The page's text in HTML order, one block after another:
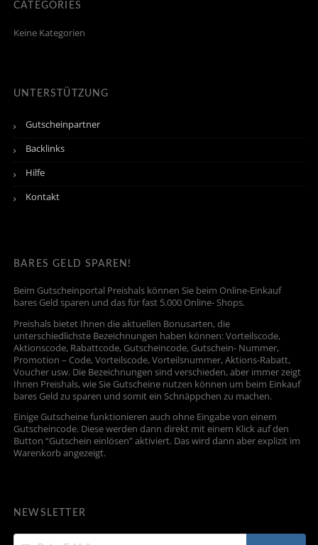
CATEGORIES
Keine Kategorien
UNTERSTÜTZUNG
Gutscheinpartner
Backlinks
Hilfe
Kontakt
BARES GELD SPAREN!
Beim Gutscheinportal Preishals können Sie beim Online-Einkauf
bares Geld sparen und das für fast 5.000 Online- Shops.
Preishals bietet Ihnen die aktuellen Bonusarten, die
unterschiedlichste Bezeichnungen haben können: Vorteilscode,
Aktionscode, Rabattcode, Gutscheincode, Gutschein- Nummer,
Promotion – Code, Vorteilscode, Vorteilsnummer, Aktions-Rabatt,
Voucher usw. Die Bezeichnungen sind verschieden, aber immer zeigt
Ihnen Preishals, wie Sie Gutscheine nutzen können um beim Einkauf
bares Geld zu sparen und somit ein Schnäppchen zu machen.
Einige Gutscheine funktionieren auch ohne Eingabe von einem
Gutscheincode. Diese werden dann direkt mit einem Klick auf den
Button “Gutschein einlösen” aktiviert. Das wird dann aber explizit im
Warenkorb angezeigt.
NEWSLETTER